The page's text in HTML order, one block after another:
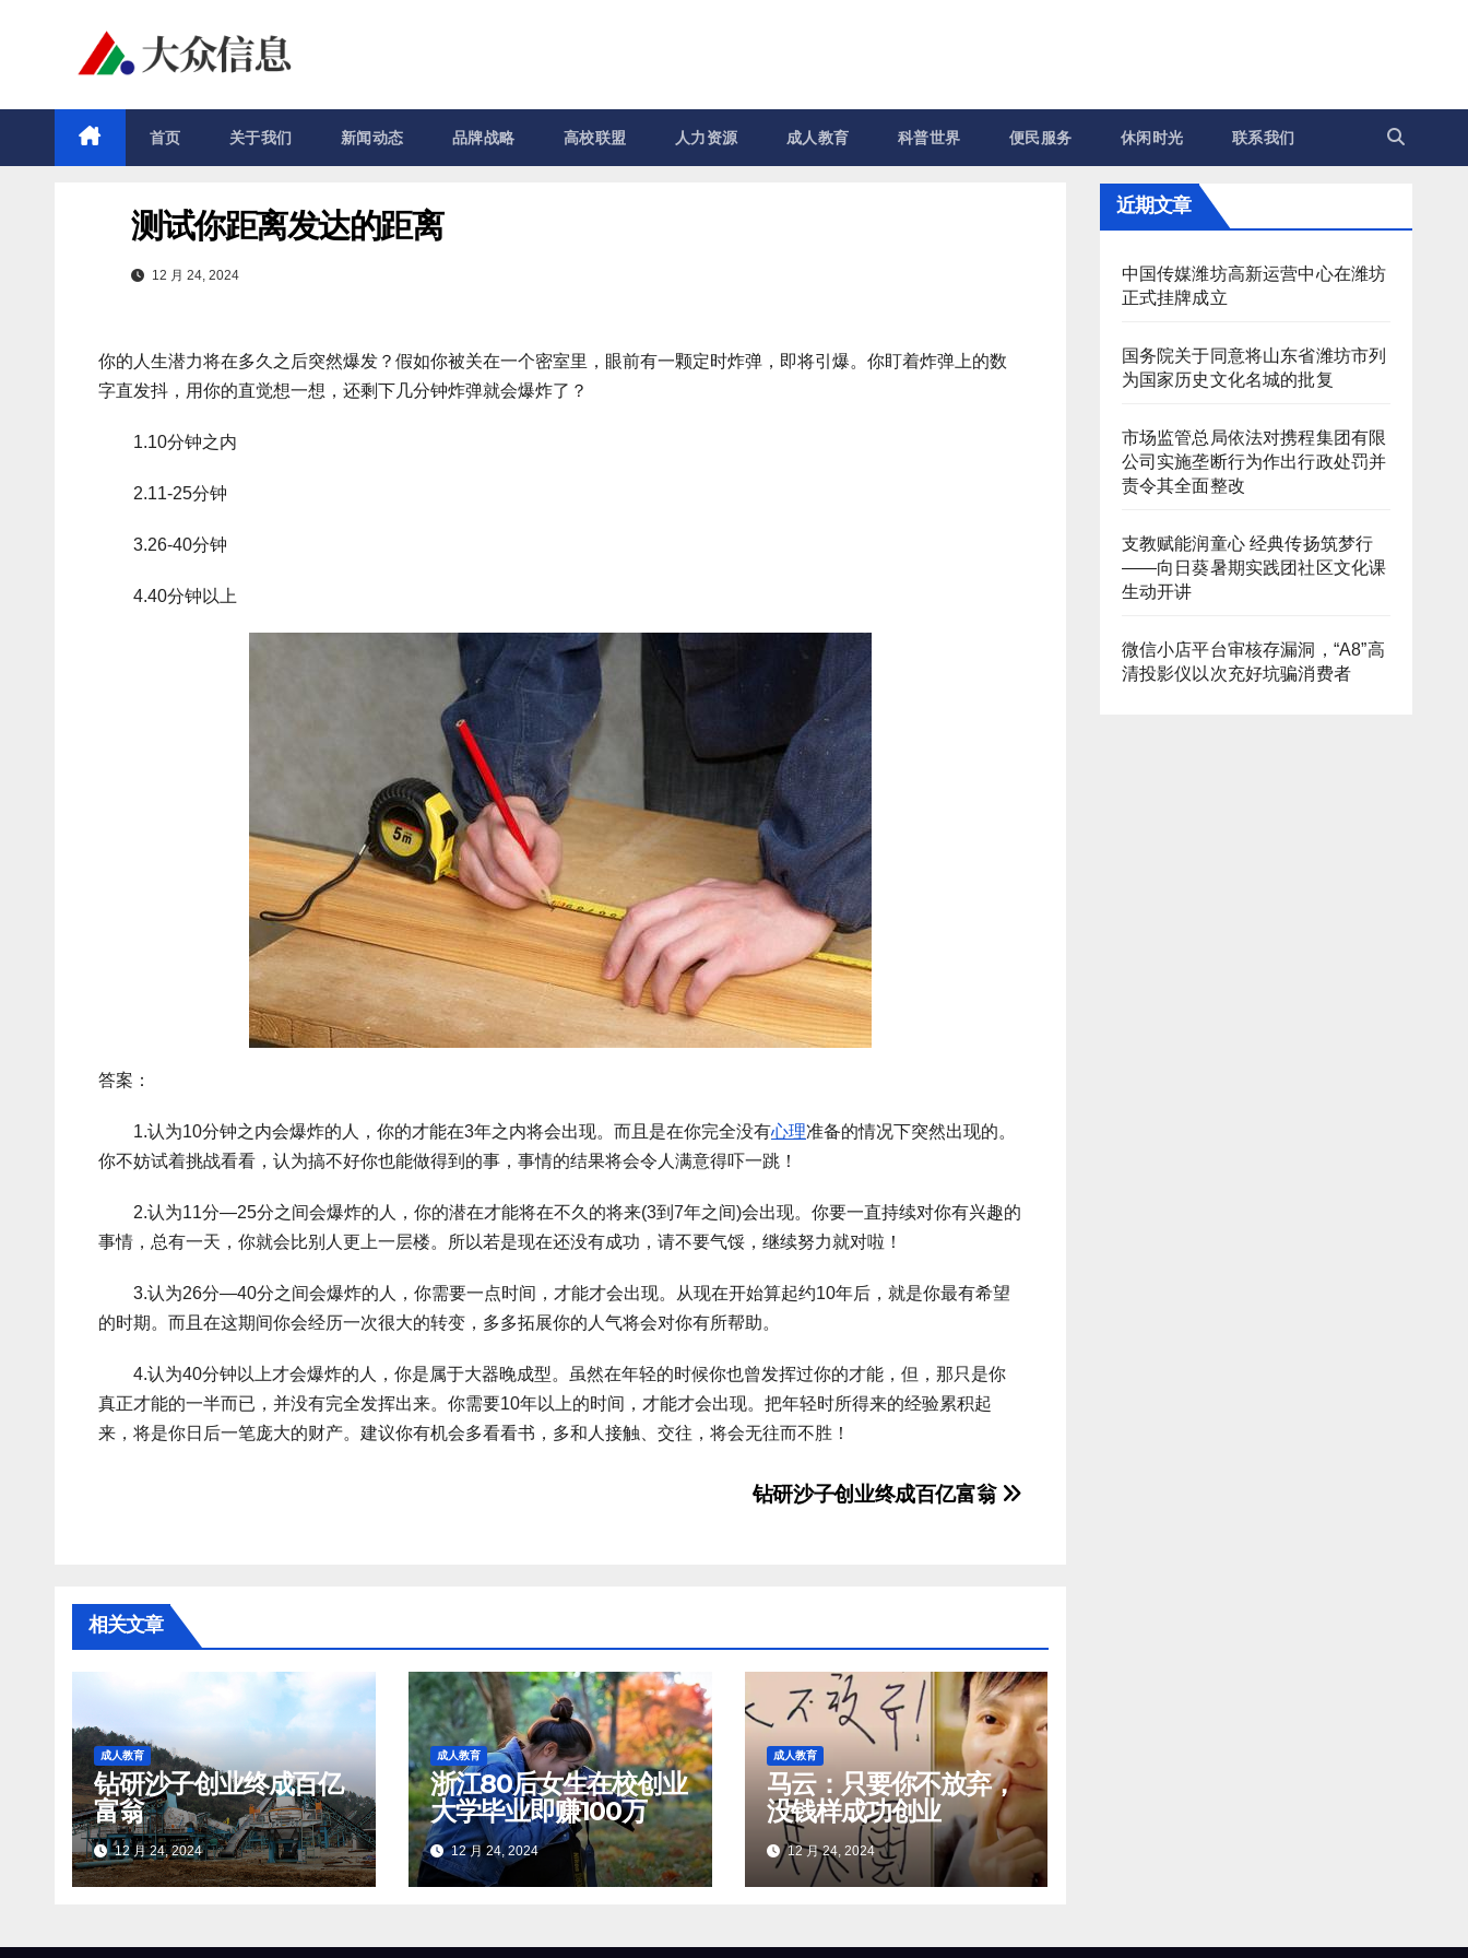
容
首页 关于我们 新闻动态 品牌战略 高校联盟 人力资源 成人教育 科普世界 便民服务 休闲时光 联系我们
测试你距离发达的距离
12 月 24, 2024
你的人生潜力将在多久之后突然爆发？假如你被关在一个密室里，眼前有一颗定时炸弹，即将引爆。你盯着炸弹上的数
字直发抖，用你的直觉想一想，还剩下几分钟炸弹就会爆炸了？
1.10分钟之内
2.11-25分钟
3.26-40分钟
4.40分钟以上
答案：
1.认为10分钟之内会爆炸的人，你的才能在3年之内将会出现。而且是在你完全没有心理准备的情况下突然出现的。
你不妨试着挑战看看，认为搞不好你也能做得到的事，事情的结果将会令人满意得吓一跳！
2.认为11分—25分之间会爆炸的人，你的潜在才能将在不久的将来(3到7年之间)会出现。你要一直持续对你有兴趣的
事情，总有一天，你就会比别人更上一层楼。所以若是现在还没有成功，请不要气馁，继续努力就对啦！
3.认为26分—40分之间会爆炸的人，你需要一点时间，才能才会出现。从现在开始算起约10年后，就是你最有希望
的时期。而且在这期间你会经历一次很大的转变，多多拓展你的人气将会对你有所帮助。
4.认为40分钟以上才会爆炸的人，你是属于大器晚成型。虽然在年轻的时候你也曾发挥过你的才能，但，那只是你
真正才能的一半而已，并没有完全发挥出来。你需要10年以上的时间，才能才会出现。把年轻时所得来的经验累积起
来，将是你日后一笔庞大的财产。建议你有机会多看看书，多和人接触、交往，将会无往而不胜！
航
钻研沙子创业终成百亿富翁
相关文章
成人教育
钻研沙子创业终成百亿
富翁
12 月 24, 2024
成人教育
浙江80后女生在校创业
大学毕业即赚100万
12 月 24, 2024
成人教育
马云：只要你不放弃，
没钱样成功创业
12 月 24, 2024
近期文章
中国传媒潍坊高新运营中心在潍坊
正式挂牌成立
国务院关于同意将山东省潍坊市列
为国家历史文化名城的批复
市场监管总局依法对携程集团有限
公司实施垄断行为作出行政处罚并
责令其全面整改
支教赋能润童心 经典传扬筑梦行
——向日葵暑期实践团社区文化课
生动开讲
微信小店平台审核存漏洞，“A8”高
清投影仪以次充好坑骗消费者